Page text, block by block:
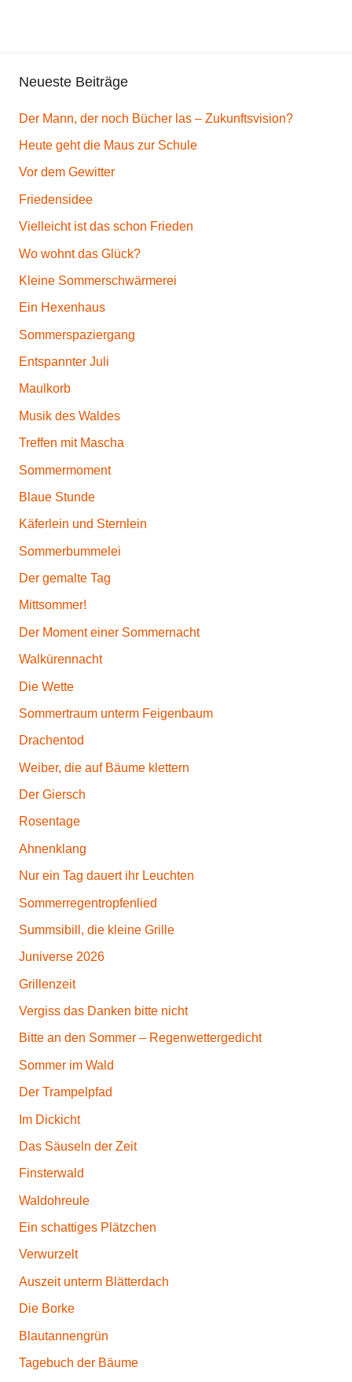
Neueste Beiträge
Der Mann, der noch Bücher las – Zukunftsvision?
Heute geht die Maus zur Schule
Vor dem Gewitter
Friedensidee
Vielleicht ist das schon Frieden
Wo wohnt das Glück?
Kleine Sommerschwärmerei
Ein Hexenhaus
Sommerspaziergang
Entspannter Juli
Maulkorb
Musik des Waldes
Treffen mit Mascha
Sommermoment
Blaue Stunde
Käferlein und Sternlein
Sommerbummelei
Der gemalte Tag
Mittsommer!
Der Moment einer Sommernacht
Walkürennacht
Die Wette
Sommertraum unterm Feigenbaum
Drachentod
Weiber, die auf Bäume klettern
Der Giersch
Rosentage
Ahnenklang
Nur ein Tag dauert ihr Leuchten
Sommerregentropfenlied
Summsibill, die kleine Grille
Juniverse 2026
Grillenzeit
Vergiss das Danken bitte nicht
Bitte an den Sommer – Regenwettergedicht
Sommer im Wald
Der Trampelpfad
Im Dickicht
Das Säuseln der Zeit
Finsterwald
Waldohreule
Ein schattiges Plätzchen
Verwurzelt
Auszeit unterm Blätterdach
Die Borke
Blautannengrün
Tagebuch der Bäume